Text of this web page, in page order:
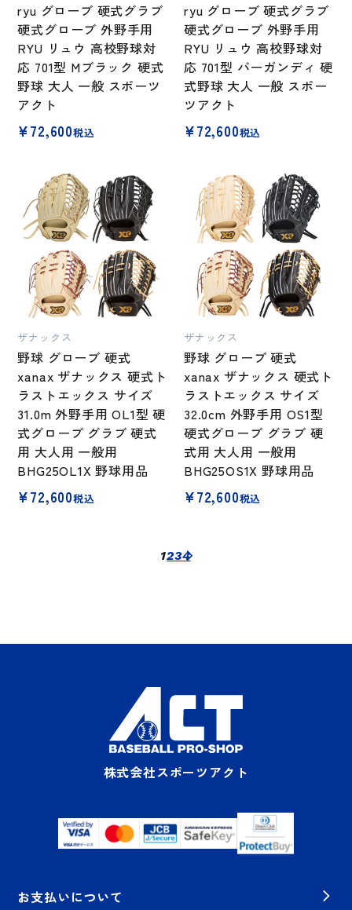
ryu グローブ 硬式グラブ
硬式グローブ 外野手用
RYU リュウ 高校野球対
応 701型 Mブラック 硬式
野球 大人 一般 スポーツ
アクト
¥72,600税込
ryu グローブ 硬式グラブ
硬式グローブ 外野手用
RYU リュウ 高校野球対
応 701型 バーガンディ 硬
式野球 大人 一般 スポー
ツアクト
¥72,600税込
ザナックス
野球 グローブ 硬式
xanax ザナックス 硬式ト
ラストエックス サイズ
31.0m 外野手用 OL1型 硬
式グローブ グラブ 硬式
用 大人用 一般用
BHG25OL1X 野球用品
¥72,600税込
ザナックス
野球 グローブ 硬式
xanax ザナックス 硬式ト
ラストエックス サイズ
32.0cm 外野手用 OS1型
硬式グローブ グラブ 硬
式用 大人用 一般用
BHG25OS1X 野球用品
¥72,600税込
1234
株式会社スポーツアクト
お支払いについて